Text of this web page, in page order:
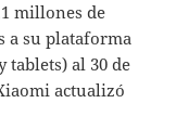
millones de
a su plataforma
tablets) al 30 de
actualizó